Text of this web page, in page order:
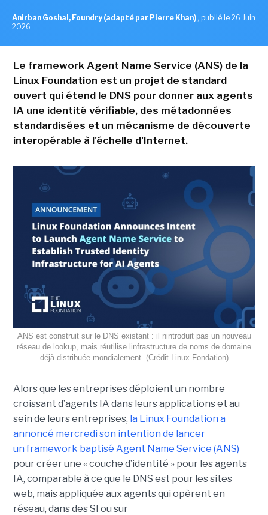
Anirban Goshal, Foundry (adapté par Pierre Khan) , publié le 26 Juin
2026
Le framework Agent Name Service (ANS) de la
Linux Foundation est un projet de standard
ouvert qui étend le DNS pour donner aux agents
IA une identité vérifiable, des métadonnées
standardisées et un mécanisme de découverte
interopérable à l'échelle d'Internet.
ANS est construit sur le DNS existant : il nintroduit pas un nouveau
réseau de lookup, mais réutilise linfrastructure de noms de domaine
déjà distribuée mondialement. (Crédit Linux Fondation)
Alors que les entreprises déploient un nombre
croissant d’agents IA dans leurs applications et au
sein de leurs entreprises, la Linux Foundation a
annoncé mercredi son intention de lancer
un framework baptisé Agent Name Service (ANS)
pour créer une « couche d’identité » pour les agents
IA, comparable à ce que le DNS est pour les sites
web, mais appliquée aux agents qui opèrent en
réseau, dans des SI ou sur